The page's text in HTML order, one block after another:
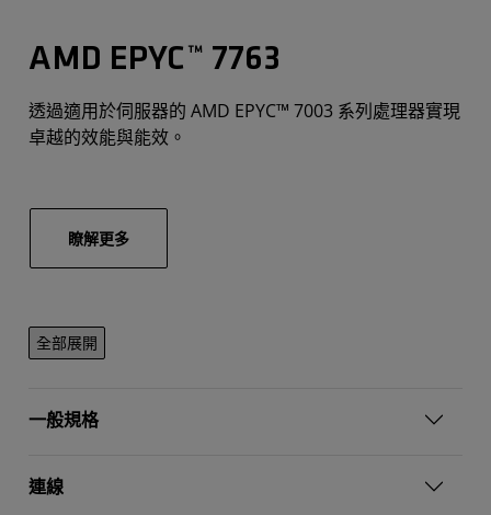
AMD EPYC™ 7763
透過適用於伺服器的 AMD EPYC™ 7003 系列處理器實現
卓越的效能與能效。
瞭解更多
全部展開
一般規格
連線